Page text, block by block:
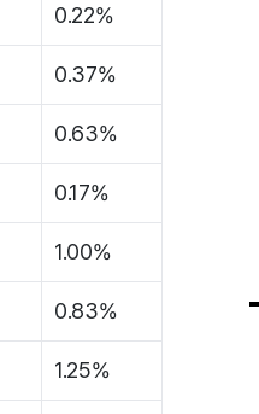
0.22%
0.37%
0.63%
0.17%
1.00%
0.83%
1.25%